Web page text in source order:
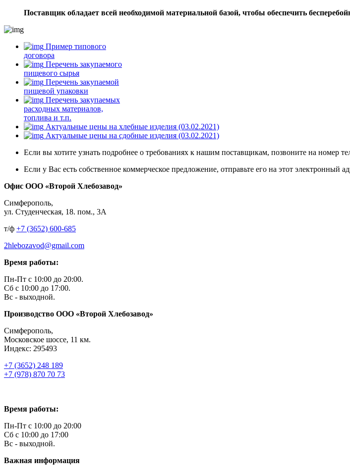
Поставщик обладает всей необходимой материальной базой, чтобы обеспечить
Пример типового
договора
Перечень закупаемого
пищевого сырья
Перечень закупаемой
пищевой упаковки
Перечень закупаемых
расходных материалов,
топлива и т.п.
Актуальные цены на хлебные изделия (03.02.2021)
Актуальные цены на сдобные изделия (03.02.2021)
Если вы хотите узнать подробнее о требованиях к нашим поставщикам, позвоните на номер
Если у Вас есть собственное коммерческое предложение, отправьте его на этот электронный
Офис ООО «Второй Хлебозавод»
Симферополь,
ул. Студенческая, 18. пом., 3А
т/ф +7 (3652) 600-685
2hlebozavod@gmail.com
Время работы:
Пн-Пт с 10:00 до 20:00.
Сб с 10:00 до 17:00.
Вс - выходной.
Производство ООО «Второй Хлебозавод»
Симферополь,
Московское шоссе, 11 км.
Индекс: 295493
+7 (3652) 248 189
+7 (978) 870 70 73
Время работы:
Пн-Пт с 10:00 до 20:00
Сб с 10:00 до 17:00
Вс - выходной.
Важная информация